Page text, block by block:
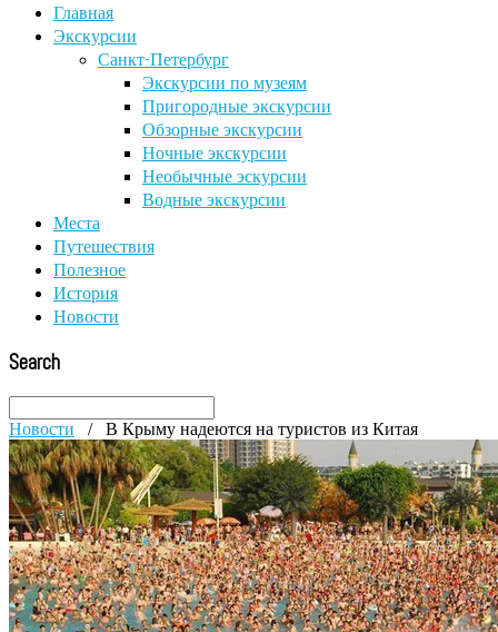
Главная
Экскурсии
Санкт-Петербург
Экскурсии по музеям
Пригородные экскурсии
Обзорные экскурсии
Ночные экскурсии
Необычные эскурсии
Водные экскурсии
Места
Путешествия
Полезное
История
Новости
Search
Новости / В Крыму надеются на туристов из Китая